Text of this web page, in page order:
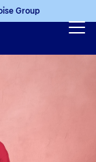
Group